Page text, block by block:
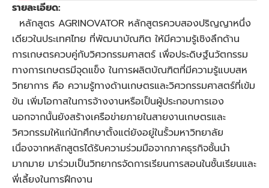
รายละเอียด:
หลักสูตร AGRINOVATOR หลักสูตรควบสองปริญญาหนึ่ง
เดียวในประเทศไทย ที่พัฒนาบัณฑิต ให้มีความรู้เชิงลึกด้าน
การเกษตรควบคู่กับวิศวกรรมศาสตร์ เพื่อประดิษฐ์นวัตกรรม
ทางการเกษตรมีจุดแข็ง ในการผลิตบัณฑิตที่มีความรู้แบบสห
วิทยาการ คือ ความรู้ทางด้านเกษตรและวิศวกรรมศาสตร์ที่เข้ม
ข้น เพิ่มโอกาสในการจ้างงานหรือเป็นผู้ประกอบการเอง
นอกจากนั้นยังสร้างเครือข่ายภายในสายงานเกษตรและ
วิศวกรรมให้แก่นักศึกษาตั้งแต่ยังอยู่ในรั้วมหาวิทยาลัย
เนื่องจากหลักสูตรได้รับความร่วมมือจากภาคธุรกิจชั้นนำ
มากมาย มาร่วมเป็นวิทยากรจัดการเรียนการสอนในชั้นเรียนและ
พี่เลี้ยงในการฝึกงาน